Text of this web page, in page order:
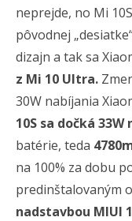
neprejde, no Mi
pôvodnej
dizajn a tak sa
z Mi 10 Ultra.
30W nabíjania
10S sa dočká
batérie, teda
na 100% za dobu
predinštalovaným
nadstavbou MIUI